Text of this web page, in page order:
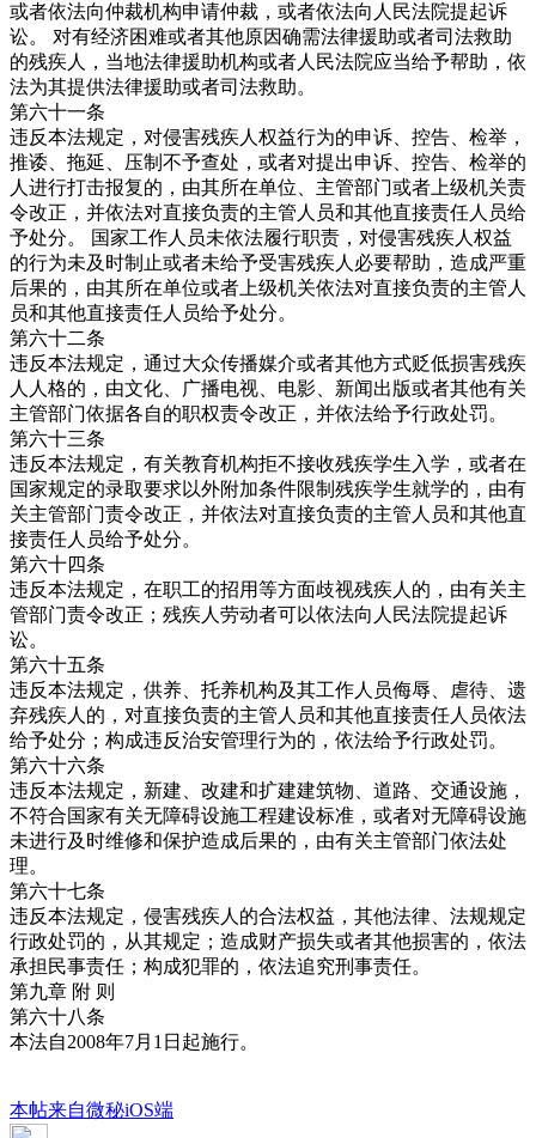
或者依法向仲裁机构申请仲裁，或者依法向人民法院提起诉
讼。 对有经济困难或者其他原因确需法律援助或者司法救助
的残疾人，当地法律援助机构或者人民法院应当给予帮助，依
法为其提供法律援助或者司法救助。
第六十一条
违反本法规定，对侵害残疾人权益行为的申诉、控告、检举，
推诿、拖延、压制不予查处，或者对提出申诉、控告、检举的
人进行打击报复的，由其所在单位、主管部门或者上级机关责
令改正，并依法对直接负责的主管人员和其他直接责任人员给
予处分。 国家工作人员未依法履行职责，对侵害残疾人权益
的行为未及时制止或者未给予受害残疾人必要帮助，造成严重
后果的，由其所在单位或者上级机关依法对直接负责的主管人
员和其他直接责任人员给予处分。
第六十二条
违反本法规定，通过大众传播媒介或者其他方式贬低损害残疾
人人格的，由文化、广播电视、电影、新闻出版或者其他有关
主管部门依据各自的职权责令改正，并依法给予行政处罚。
第六十三条
违反本法规定，有关教育机构拒不接收残疾学生入学，或者在
国家规定的录取要求以外附加条件限制残疾学生就学的，由有
关主管部门责令改正，并依法对直接负责的主管人员和其他直
接责任人员给予处分。
第六十四条
违反本法规定，在职工的招用等方面歧视残疾人的，由有关主
管部门责令改正；残疾人劳动者可以依法向人民法院提起诉
讼。
第六十五条
违反本法规定，供养、托养机构及其工作人员侮辱、虐待、遗
弃残疾人的，对直接负责的主管人员和其他直接责任人员依法
给予处分；构成违反治安管理行为的，依法给予行政处罚。
第六十六条
违反本法规定，新建、改建和扩建建筑物、道路、交通设施，
不符合国家有关无障碍设施工程建设标准，或者对无障碍设施
未进行及时维修和保护造成后果的，由有关主管部门依法处
理。
第六十七条
违反本法规定，侵害残疾人的合法权益，其他法律、法规规定
行政处罚的，从其规定；造成财产损失或者其他损害的，依法
承担民事责任；构成犯罪的，依法追究刑事责任。
第九章 附 则
第六十八条
本法自2008年7月1日起施行。
本帖来自微秘iOS端